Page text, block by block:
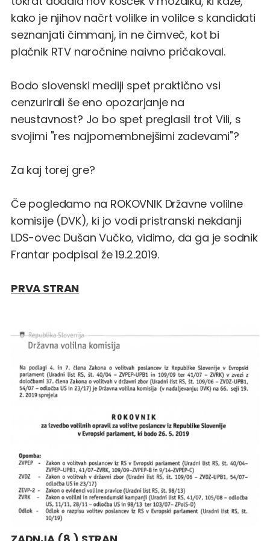
kako je njihov načrt volilke in volilce s kandidati
seznanjati čimmanj, in ne čimveč, kot bi
plačnik RTV naročnine naivno pričakoval.
Bodo slovenski mediji spet praktično vsi
cenzurirali še eno opozarjanje na
neustavnost? Jo bo spet preglasil trot Vili, s
svojimi "res najpomembnejšimi zadevami"?
Za kaj torej gre?
Če pogledamo na ROKOVNIK Državne volilne
komisije (DVK), ki jo vodi pristranski nekdanji
LDS-ovec Dušan Vučko, vidimo, da ga je sodnik
Frantar podpisal že 19.2.2019.
PRVA STRAN